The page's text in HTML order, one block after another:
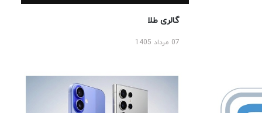
گالری طلا
07 مرداد 1405